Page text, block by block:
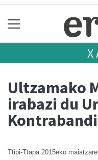
Ultzamako
irabazi du
Ttipi-Ttapa 2015eko